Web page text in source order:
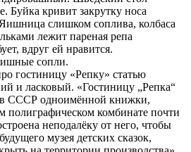
Буйка кривит закрутку носа
слишком соплива, колбаса
лежит пареная репа
вдруг ей нравится.
сопли.
гостиницу «Репку» статью
и ласковый. «Гостиницу „Репка“
в СССР одноимённой книжки,
полиграфическом комбинате почти
неподалёку от него, чтобы
музея детских сказок,